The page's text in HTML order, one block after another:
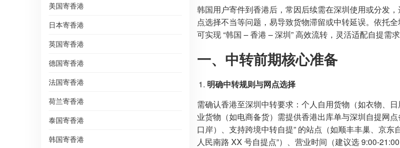
美国寄香港
日本寄香港
英国寄香港
德国寄香港
法国寄香港
荷兰寄香港
泰国寄香港
韩国寄香港
韩国用户寄件到香港后，常因后续需在深圳使用或分发
点选择不当等问题，易导致货物滞留或中转延误。依托
可实现 “韩国 – 香港 – 深圳” 高效流转，灵活适配自提需求
一、中转前期核心准备
明确中转规则与网点选择
需确认香港至深圳中转要求：个人自用货物（如衣物、
业货物（如电商备货）需提供香港出库单与深圳自提网
口岸）、支持跨境中转自提” 的站点（如顺丰丰巢、京
人民南路 XX 号自提点”）、营业时间（建议选 9:00-